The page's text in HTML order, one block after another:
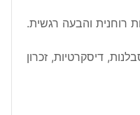
רוחנית והבעה רגשית.
דיסקרטיות, זכרון